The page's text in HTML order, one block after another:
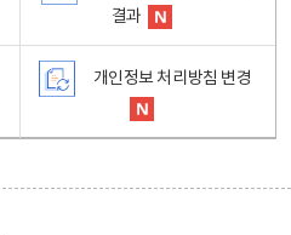
결과
개인정보 처리방침 변경